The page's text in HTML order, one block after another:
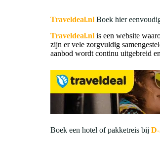
Traveldeal.nl Boek hier
Traveldeal.nl is een website
zijn er vele zorgvuldig
aanbod wordt continu uitgebreid
Boek een hotel of pakketreis bij